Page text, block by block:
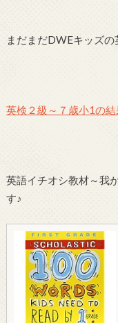
まだまだDWEキッズの
英検２級～７歳小1の結
英語イチオシ教材～我
す♪